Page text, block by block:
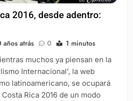
2016, desde adentro:
años atrás 0 1 minutos
muchos ya piensan en la
Internacional’, la web
latinoamericano, se ocupará
Rica 2016 de un modo